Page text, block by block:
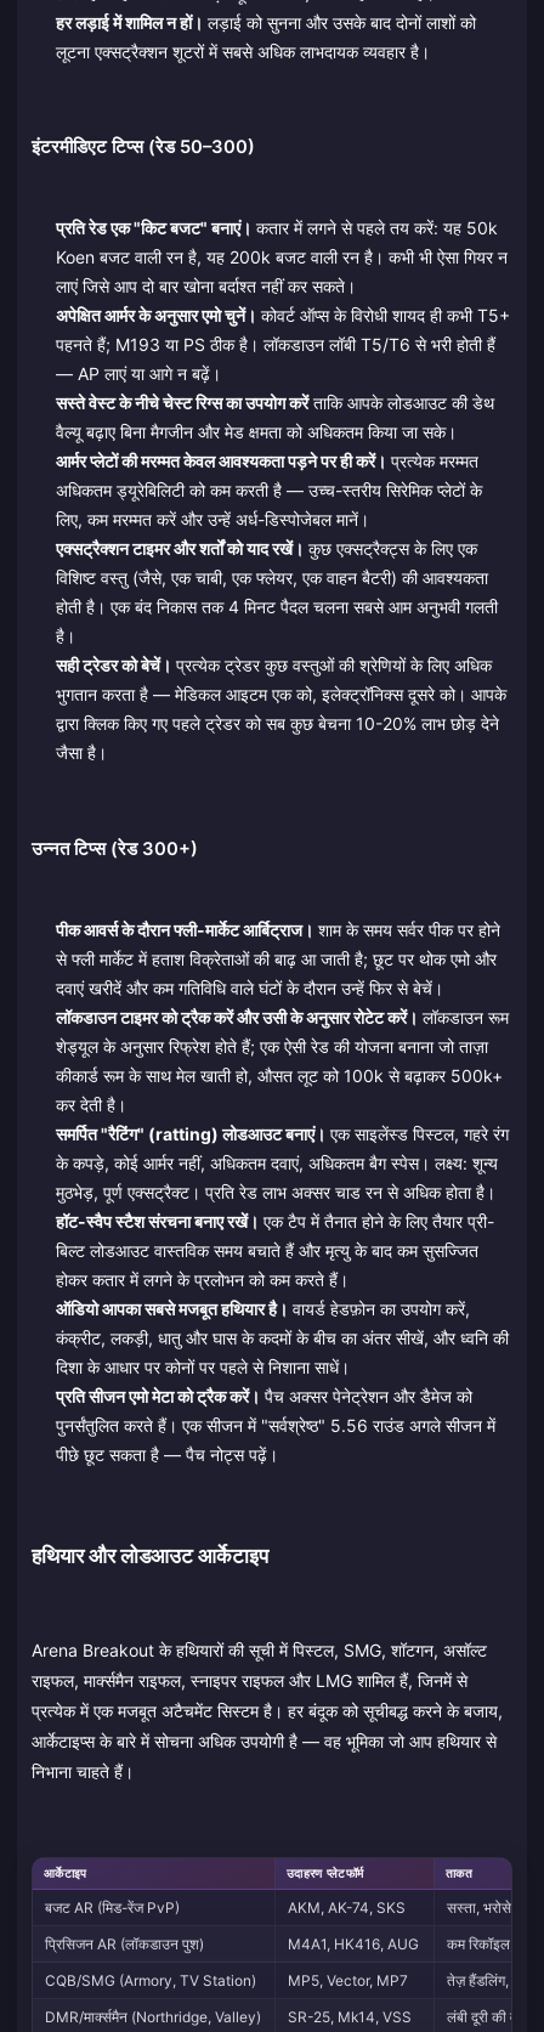
हर लड़ाई में शामिल न हों। लड़ाई को सुनना और उसके बाद दोनों लाशों को
लूटना एक्सट्रैक्शन शूटरों में सबसे अधिक लाभदायक व्यवहार है।
इंटरमीडिएट टिप्स (रेड 50–300)
प्रति रेड एक "किट बजट" बनाएं। कतार में लगने से पहले तय करें: यह 50k
Koen बजट वाली रन है, यह 200k बजट वाली रन है। कभी भी ऐसा गियर न
लाएं जिसे आप दो बार खोना बर्दाश्त नहीं कर सकते।
अपेक्षित आर्मर के अनुसार एमो चुनें। कोवर्ट ऑप्स के विरोधी शायद ही कभी T5+
पहनते हैं; M193 या PS ठीक है। लॉकडाउन लॉबी T5/T6 से भरी होती हैं
— AP लाएं या आगे न बढ़ें।
सस्ते वेस्ट के नीचे चेस्ट रिग्स का उपयोग करेंताकि आपके लोडआउट की डेथ
वैल्यू बढ़ाए बिना मैगजीन और मेड क्षमता को अधिकतम किया जा सके।
आर्मर प्लेटों की मरम्मत केवल आवश्यकता पड़ने पर ही करें। प्रत्येक मरम्मत
अधिकतम ड्यूरेबिलिटी को कम करती है — उच्च-स्तरीय सिरेमिक प्लेटों के
लिए, कम मरम्मत करें और उन्हें अर्ध-डिस्पोजेबल मानें।
एक्सट्रैक्शन टाइमर और शर्तों को याद रखें। कुछ एक्सट्रैक्ट्स के लिए एक
विशिष्ट वस्तु (जैसे, एक चाबी, एक फ्लेयर, एक वाहन बैटरी) की आवश्यकता
होती है। एक बंद निकास तक 4 मिनट पैदल चलना सबसे आम अनुभवी गलती
है।
सही ट्रेडर को बेचें। प्रत्येक ट्रेडर कुछ वस्तुओं की श्रेणियों के लिए अधिक
भुगतान करता है — मेडिकल आइटम एक को, इलेक्ट्रॉनिक्स दूसरे को। आपके
द्वारा क्लिक किए गए पहले ट्रेडर को सब कुछ बेचना 10-20% लाभ छोड़ देने
जैसा है।
उन्नत टिप्स (रेड 300+)
पीक आवर्स के दौरान फ्ली-मार्केट आर्बिट्राज। शाम के समय सर्वर पीक पर होने
से फ्ली मार्केट में हताश विक्रेताओं की बाढ़ आ जाती है; छूट पर थोक एमो और
दवाएं खरीदें और कम गतिविधि वाले घंटों के दौरान उन्हें फिर से बेचें।
लॉकडाउन टाइमर को ट्रैक करें और उसी के अनुसार रोटेट करें। लॉकडाउन रूम
शेड्यूल के अनुसार रिफ्रेश होते हैं; एक ऐसी रेड की योजना बनाना जो ताज़ा
कीकार्ड रूम के साथ मेल खाती हो, औसत लूट को 100k से बढ़ाकर 500k+
कर देती है।
समर्पित "रैटिंग" (ratting) लोडआउट बनाएं। एक साइलेंस्ड पिस्टल, गहरे रंग
के कपड़े, कोई आर्मर नहीं, अधिकतम दवाएं, अधिकतम बैग स्पेस। लक्ष्य: शून्य
मुठभेड़, पूर्ण एक्सट्रैक्ट। प्रति रेड लाभ अक्सर चाड रन से अधिक होता है।
हॉट-स्वैप स्टैश संरचना बनाए रखें। एक टैप में तैनात होने के लिए तैयार प्री-
बिल्ट लोडआउट वास्तविक समय बचाते हैं और मृत्यु के बाद कम सुसज्जित
होकर कतार में लगने के प्रलोभन को कम करते हैं।
ऑडियो आपका सबसे मजबूत हथियार है। वायर्ड हेडफ़ोन का उपयोग करें,
कंक्रीट, लकड़ी, धातु और घास के कदमों के बीच का अंतर सीखें, और ध्वनि की
दिशा के आधार पर कोनों पर पहले से निशाना साधें।
प्रति सीजन एमो मेटा को ट्रैक करें। पैच अक्सर पेनेट्रेशन और डैमेज को
पुनर्संतुलित करते हैं। एक सीजन में "सर्वश्रेष्ठ" 5.56 राउंड अगले सीजन में
पीछे छूट सकता है — पैच नोट्स पढ़ें।
हथियार और लोडआउट आर्केटाइप
Arena Breakout के हथियारों की सूची में पिस्टल, SMG, शॉटगन, असॉल्ट
राइफल, मार्क्समैन राइफल, स्नाइपर राइफल और LMG शामिल हैं, जिनमें से
प्रत्येक में एक मजबूत अटैचमेंट सिस्टम है। हर बंदूक को सूचीबद्ध करने के बजाय,
आर्केटाइप्स के बारे में सोचना अधिक उपयोगी है — वह भूमिका जो आप हथियार से
निभाना चाहते हैं।
आर्केटाइप उदाहरण प्लेटफॉर्म ताकत
बजट AR (मिड-रेंज PvP) AKM, AK-74, SKS
सस्ता, भरोसेमंद,
प्रिसिजन AR (लॉकडाउन पुश)
M4A1, HK416, AUG
कम रिकॉइल,
CQB/SMG (Armory, TV Station)
MP5, Vector, MP7
तेज़ हैंडलिंग, बड़ी
DMR/मार्क्समैन (Northridge, Valley)
SR-25, Mk14, VSS
लंबी दूरी की वन-